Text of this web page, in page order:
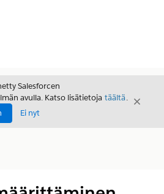
Salesforcen
avulla. Katso lisätietoja täältä.
Ei nyt
Sulje